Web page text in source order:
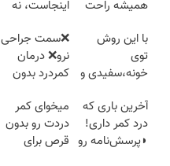
همیشه راحت
پرسش‌نامه رو
پر کن
اینجاست، نه
با این روش
توی
خونه،سفیدی و
برگردون
(40%off)
❌سمت جراحی
نرو❌ درمان
کمردرد بدون
آخرین باری که
درد کمر داری!
◗پرسش‌نامه رو
میخوای کمر
دردت رو بدون
قرص برای